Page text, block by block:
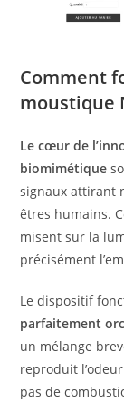
Comment
moustique
Le cœur de
biomimétique
signaux attirant
êtres humains.
misent sur la
précisément
Le dispositif
parfaitement
un mélange
reproduit
pas de